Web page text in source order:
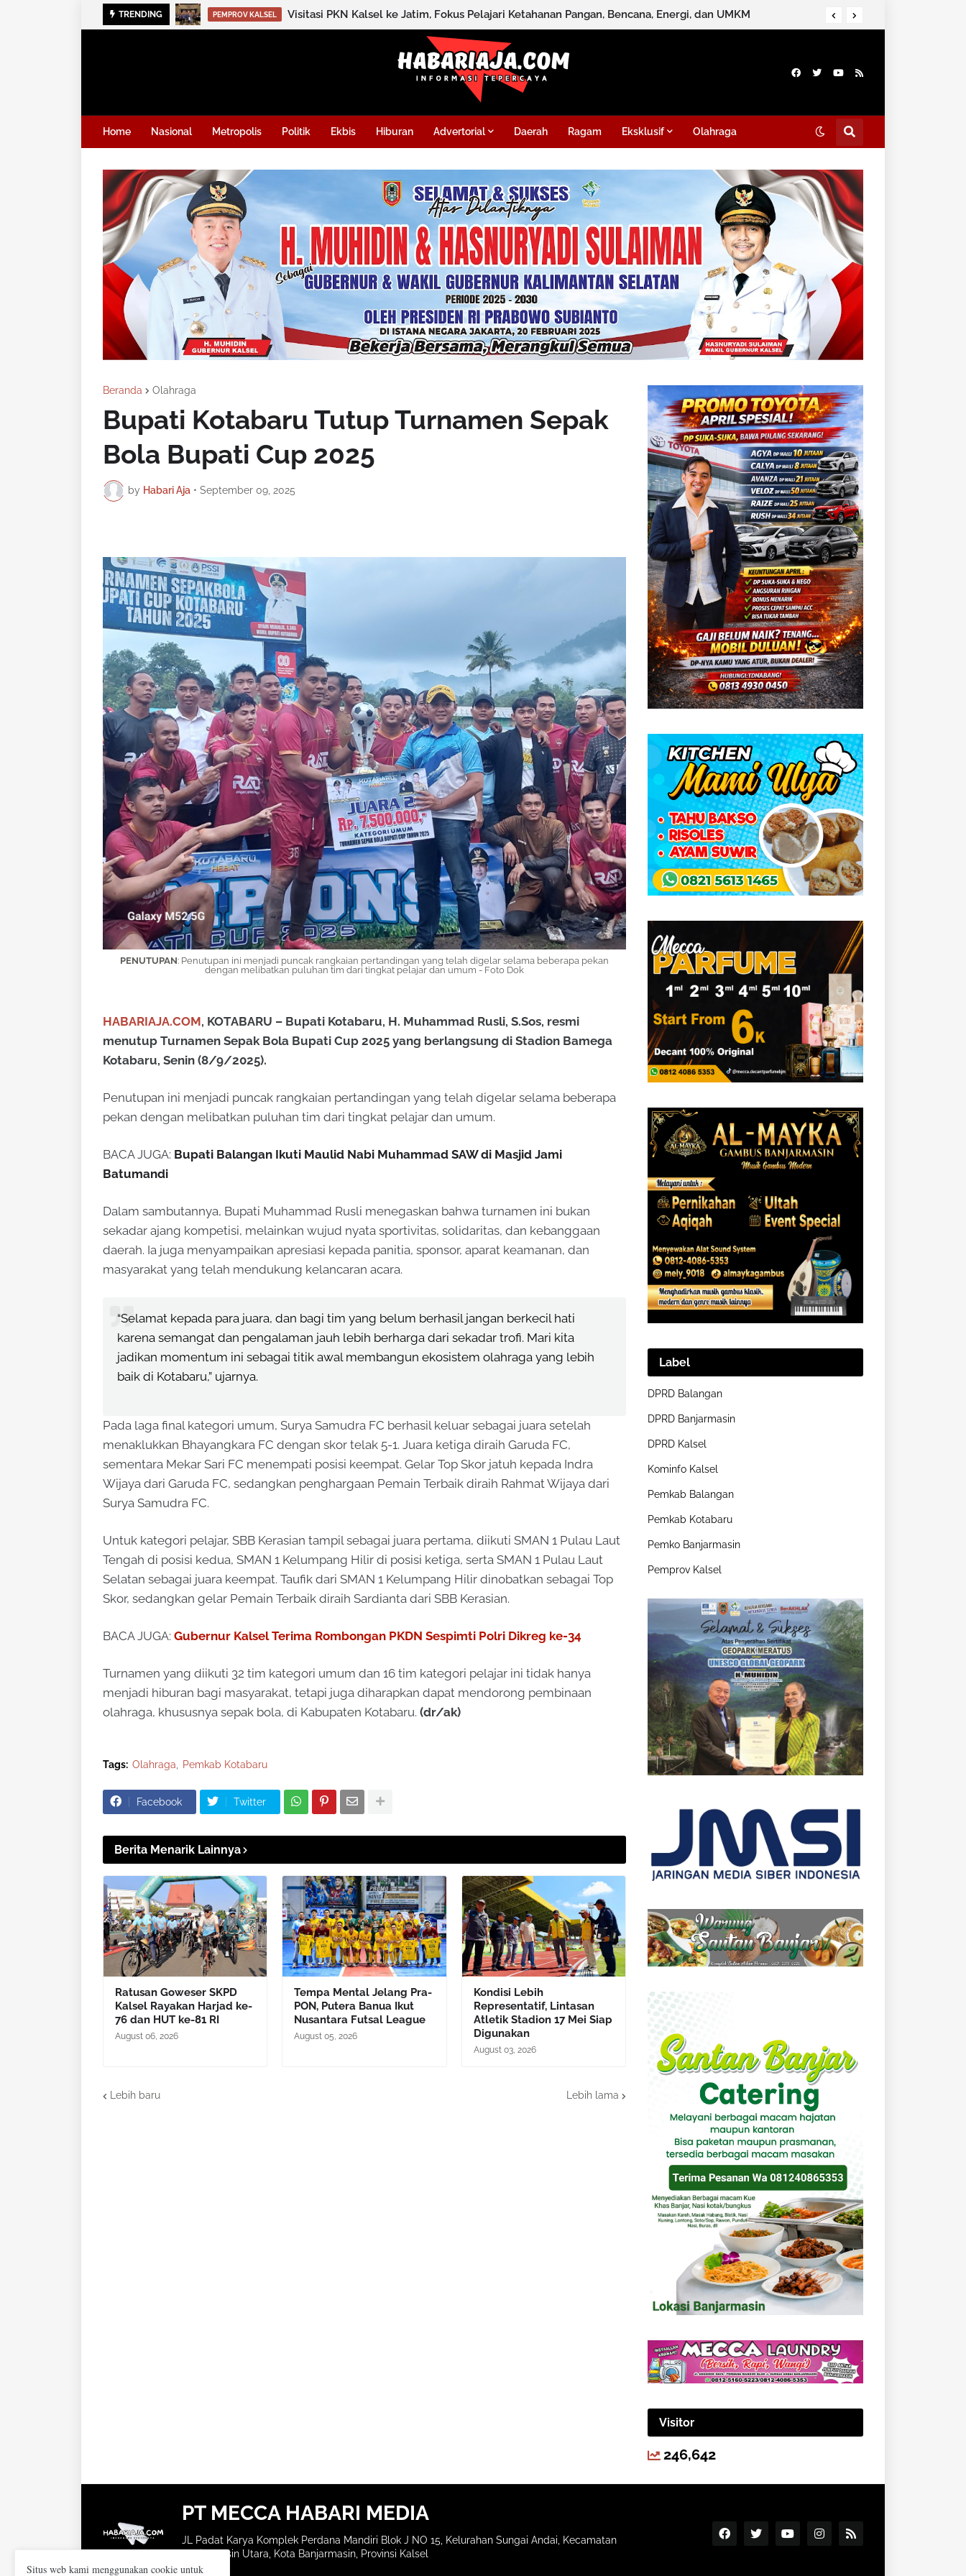
TRENDING PEMPROV KALSEL Visitasi PKN Kalsel ke Jatim, Fokus Pelajari Ketahanan Pangan, Bencana, Energi, dan UMKM
Home Nasional Metropolis Politik Ekbis Hiburan Advertorial Daerah Ragam Eksklusif Olahraga
Beranda Olahraga
Bupati Kotabaru Tutup Turnamen Sepak
Bola Bupati Cup 2025
by Habari Aja • September 09, 2025
PENUTUPAN: Penutupan ini menjadi puncak rangkaian pertandingan yang telah digelar selama beberapa pekan
dengan melibatkan puluhan tim dari tingkat pelajar dan umum - Foto Dok
HABARIAJA.COM, KOTABARU – Bupati Kotabaru, H. Muhammad Rusli, S.Sos, resmi
menutup Turnamen Sepak Bola Bupati Cup 2025 yang berlangsung di Stadion Bamega
Kotabaru, Senin (8/9/2025).
Penutupan ini menjadi puncak rangkaian pertandingan yang telah digelar selama beberapa
pekan dengan melibatkan puluhan tim dari tingkat pelajar dan umum.
BACA JUGA: Bupati Balangan Ikuti Maulid Nabi Muhammad SAW di Masjid Jami
Batumandi
Dalam sambutannya, Bupati Muhammad Rusli menegaskan bahwa turnamen ini bukan
sekadar ajang kompetisi, melainkan wujud nyata sportivitas, solidaritas, dan kebanggaan
daerah. Ia juga menyampaikan apresiasi kepada panitia, sponsor, aparat keamanan, dan
masyarakat yang telah mendukung kelancaran acara.
“Selamat kepada para juara, dan bagi tim yang belum berhasil jangan berkecil hati
karena semangat dan pengalaman jauh lebih berharga dari sekadar trofi. Mari kita
jadikan momentum ini sebagai titik awal membangun ekosistem olahraga yang lebih
baik di Kotabaru,” ujarnya.
Pada laga final kategori umum, Surya Samudra FC berhasil keluar sebagai juara setelah
menaklukkan Bhayangkara FC dengan skor telak 5-1. Juara ketiga diraih Garuda FC,
sementara Mekar Sari FC menempati posisi keempat. Gelar Top Skor jatuh kepada Indra
Wijaya dari Garuda FC, sedangkan penghargaan Pemain Terbaik diraih Rahmat Wijaya dari
Surya Samudra FC.
Untuk kategori pelajar, SBB Kerasian tampil sebagai juara pertama, diikuti SMAN 1 Pulau Laut
Tengah di posisi kedua, SMAN 1 Kelumpang Hilir di posisi ketiga, serta SMAN 1 Pulau Laut
Selatan sebagai juara keempat. Taufik dari SMAN 1 Kelumpang Hilir dinobatkan sebagai Top
Skor, sedangkan gelar Pemain Terbaik diraih Sardianta dari SBB Kerasian.
BACA JUGA: Gubernur Kalsel Terima Rombongan PKDN Sespimti Polri Dikreg ke-34
Turnamen yang diikuti 32 tim kategori umum dan 16 tim kategori pelajar ini tidak hanya
menjadi hiburan bagi masyarakat, tetapi juga diharapkan dapat mendorong pembinaan
olahraga, khususnya sepak bola, di Kabupaten Kotabaru. (dr/ak)
Tags: Olahraga Pemkab Kotabaru
Facebook Twitter
Berita Menarik Lainnya
Ratusan Goweser SKPD
Kalsel Rayakan Harjad ke-
76 dan HUT ke-81 RI
August 06, 2026
Tempa Mental Jelang Pra-
PON, Putera Banua Ikut
Nusantara Futsal League
August 05, 2026
Kondisi Lebih
Representatif, Lintasan
Atletik Stadion 17 Mei Siap
Digunakan
August 03, 2026
Lebih baru Lebih lama
Label
DPRD Balangan
DPRD Banjarmasin
DPRD Kalsel
Kominfo Kalsel
Pemkab Balangan
Pemkab Kotabaru
Pemko Banjarmasin
Pemprov Kalsel
Visitor
246,642
PT MECCA HABARI MEDIA
JL Padat Karya Komplek Perdana Mandiri Blok J NO 15, Kelurahan Sungai Andai, Kecamatan
Banjarmasin Utara, Kota Banjarmasin, Provinsi Kalsel
Situs web kami menggunakan cookie untuk